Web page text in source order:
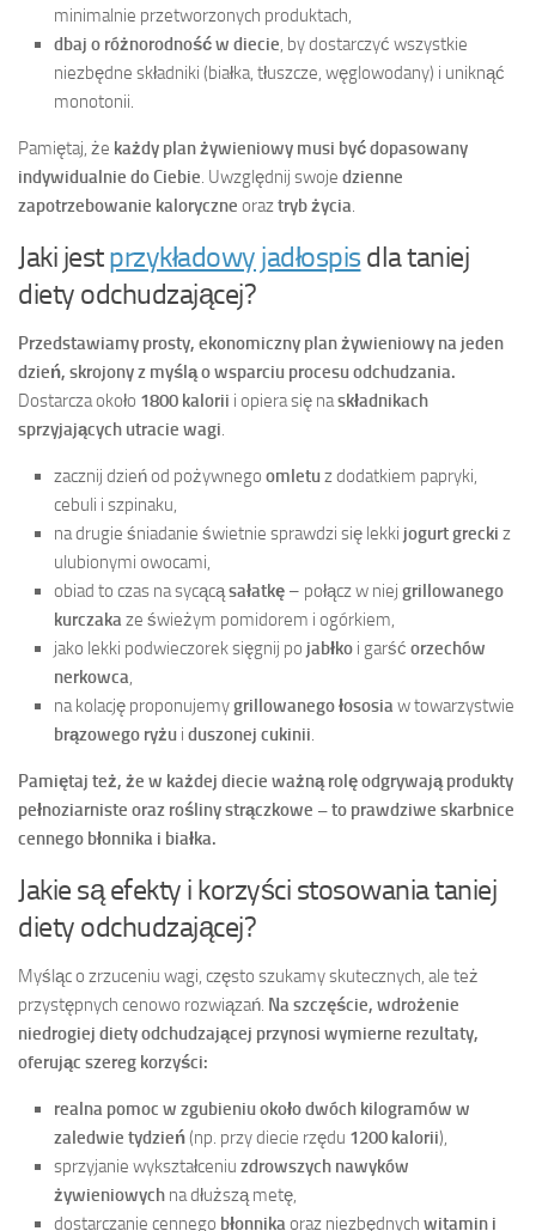
minimalnie przetworzonych produktach,
dbaj o różnorodność w diecie, by dostarczyć wszystkie
niezbędne składniki (białka, tłuszcze, węglowodany) i uniknąć
monotonii.
Pamiętaj, że każdy plan żywieniowy musi być dopasowany
indywidualnie do Ciebie. Uwzględnij swoje dzienne
zapotrzebowanie kaloryczne oraztryb życia.
Jaki jestprzykładowy jadłospis dla taniej
diety odchudzającej?
Przedstawiamy prosty, ekonomiczny plan żywieniowy na jeden
dzień, skrojony z myślą o wsparciu procesu odchudzania.
Dostarcza około 1800 kalorii i opiera się naskładnikach
sprzyjających utracie wagi.
zacznij dzień od pożywnego omletuz dodatkiem papryki,
cebuli i szpinaku,
na drugie śniadanie świetnie sprawdzi się lekki jogurt grecki z
ulubionymi owocami,
obiad to czas na sycącąsałatkę – połącz w niej grillowanego
kurczakaze świeżym pomidorem i ogórkiem,
jako lekki podwieczorek sięgnij po jabłko i garść orzechów
nerkowca,
na kolację proponujemygrillowanego łososiaw towarzystwie
brązowego ryżu i duszonej cukinii.
Pamiętaj też, że w każdej diecie ważną rolę odgrywająprodukty
pełnoziarniste oraz rośliny strączkowe – to prawdziwe skarbnice
cennego błonnika i białka.
Jakie są efekty i korzyści stosowania taniej
diety odchudzającej?
Myśląc o zrzuceniu wagi, często szukamy skutecznych, ale też
przystępnych cenowo rozwiązań. Na szczęście, wdrożenie
niedrogiej diety odchudzającej przynosi wymierne rezultaty,
oferując szereg korzyści:
realna pomoc w zgubieniu około dwóch kilogramów w
zaledwie tydzień(np. przy diecie rzędu 1200 kalorii),
sprzyjanie wykształceniu zdrowszych nawyków
żywieniowych na dłuższą metę,
dostarczanie cennego błonnikaoraz niezbędnych witamin i